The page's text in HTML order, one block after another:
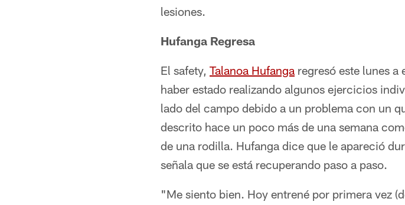
lesiones.
Hufanga Regresa
El safety, Talanoa Hufanga regresó este lunes a
haber estado realizando algunos ejercicios
lado del campo debido a un problema con un
descrito hace un poco más de una semana
de una rodilla. Hufanga dice que le apareció
señala que se está recuperando paso a paso.
"Me siento bien. Hoy entrené por primera vez